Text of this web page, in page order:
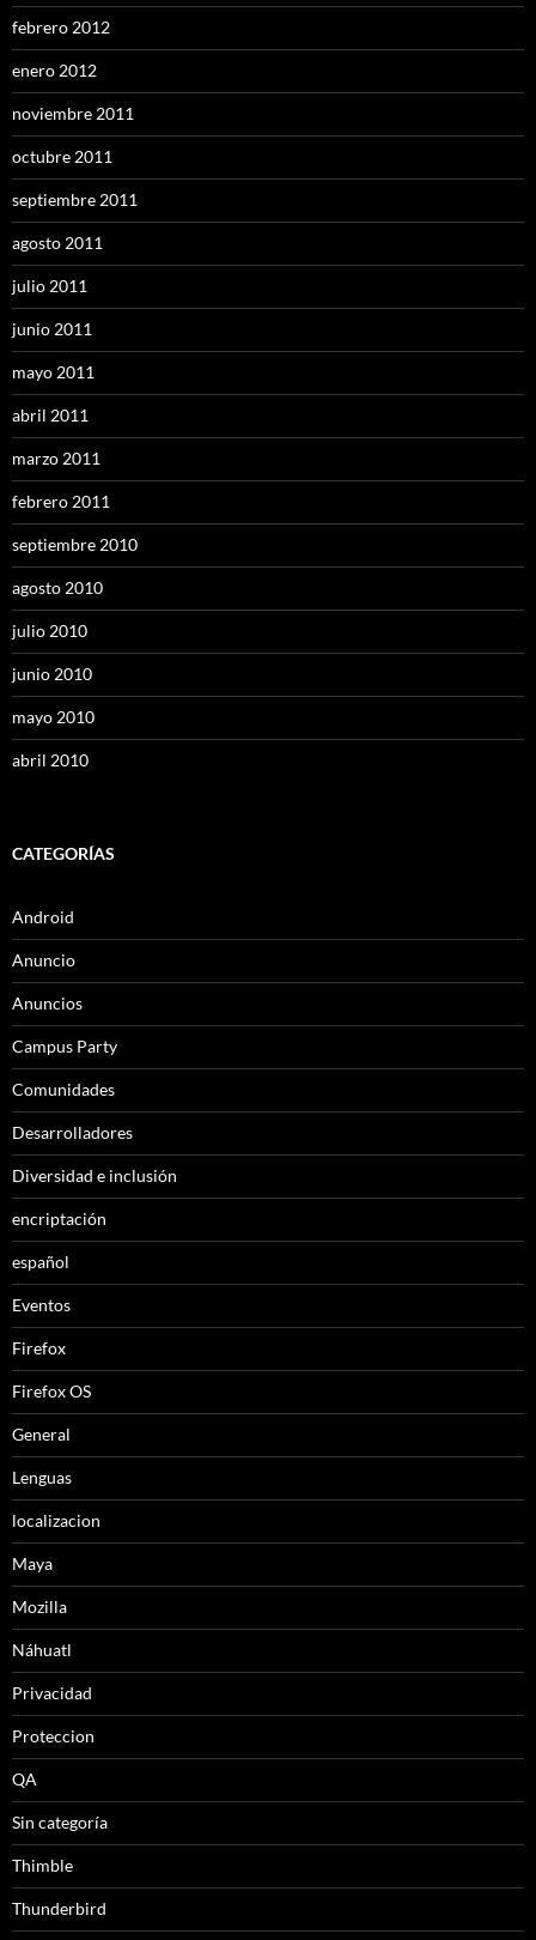
febrero 2012
enero 2012
noviembre 2011
octubre 2011
septiembre 2011
agosto 2011
julio 2011
junio 2011
mayo 2011
abril 2011
marzo 2011
febrero 2011
septiembre 2010
agosto 2010
julio 2010
junio 2010
mayo 2010
abril 2010
CATEGORÍAS
Android
Anuncio
Anuncios
Campus Party
Comunidades
Desarrolladores
Diversidad e inclusión
encriptación
español
Eventos
Firefox
Firefox OS
General
Lenguas
localizacion
Maya
Mozilla
Náhuatl
Privacidad
Proteccion
QA
Sin categoría
Thimble
Thunderbird